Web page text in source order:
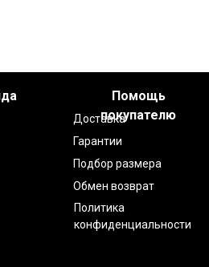
Помощь
покупателю
Доставка
Гарантии
Подбор размера
Обмен возврат
Политика
конфиденциальности